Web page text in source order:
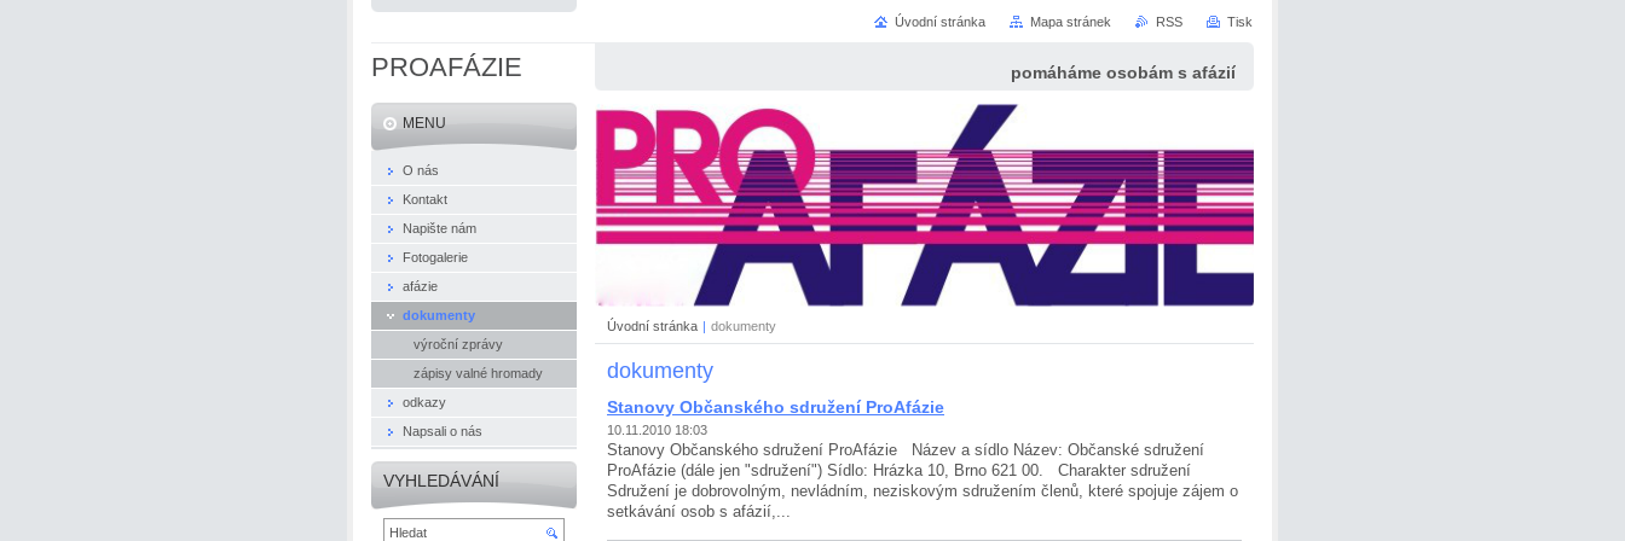
PROAFÁZIE pomáháme osobám s afázií
Úvodní stránka | dokumenty
dokumenty
Stanovy Občanského sdružení ProAfázie
10.11.2010 18:03
Stanovy Občanského sdružení ProAfázie Název a sídlo Název: Občanské sdružení
ProAfázie (dále jen "sdružení") Sídlo: Hrázka 10, Brno 621 00. Charakter sdružení
Sdružení je dobrovolným, nevládním, neziskovým sdružením členů, které spojuje zájem o
setkávání osob s afázií,...
MENU
O nás
Kontakt
Napište nám
Fotogalerie
afázie
dokumenty
výroční zprávy
zápisy valné hromady
odkazy
Napsali o nás
VYHLEDÁVÁNÍ
Úvodní stránka Mapa stránek RSS Tisk